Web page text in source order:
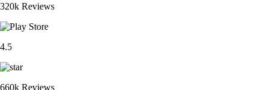
320k Reviews
4.5
660k Reviews